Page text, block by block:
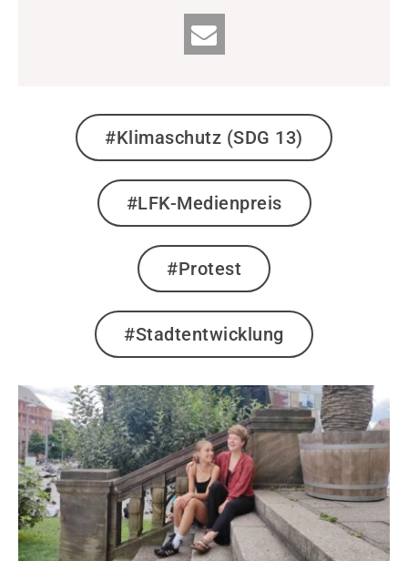
#Klimaschutz (SDG 13)
#LFK-Medienpreis
#Protest
#Stadtentwicklung